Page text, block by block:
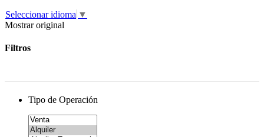
Seleccionar idioma ▼
Mostrar original
Filtros
Tipo de Operación